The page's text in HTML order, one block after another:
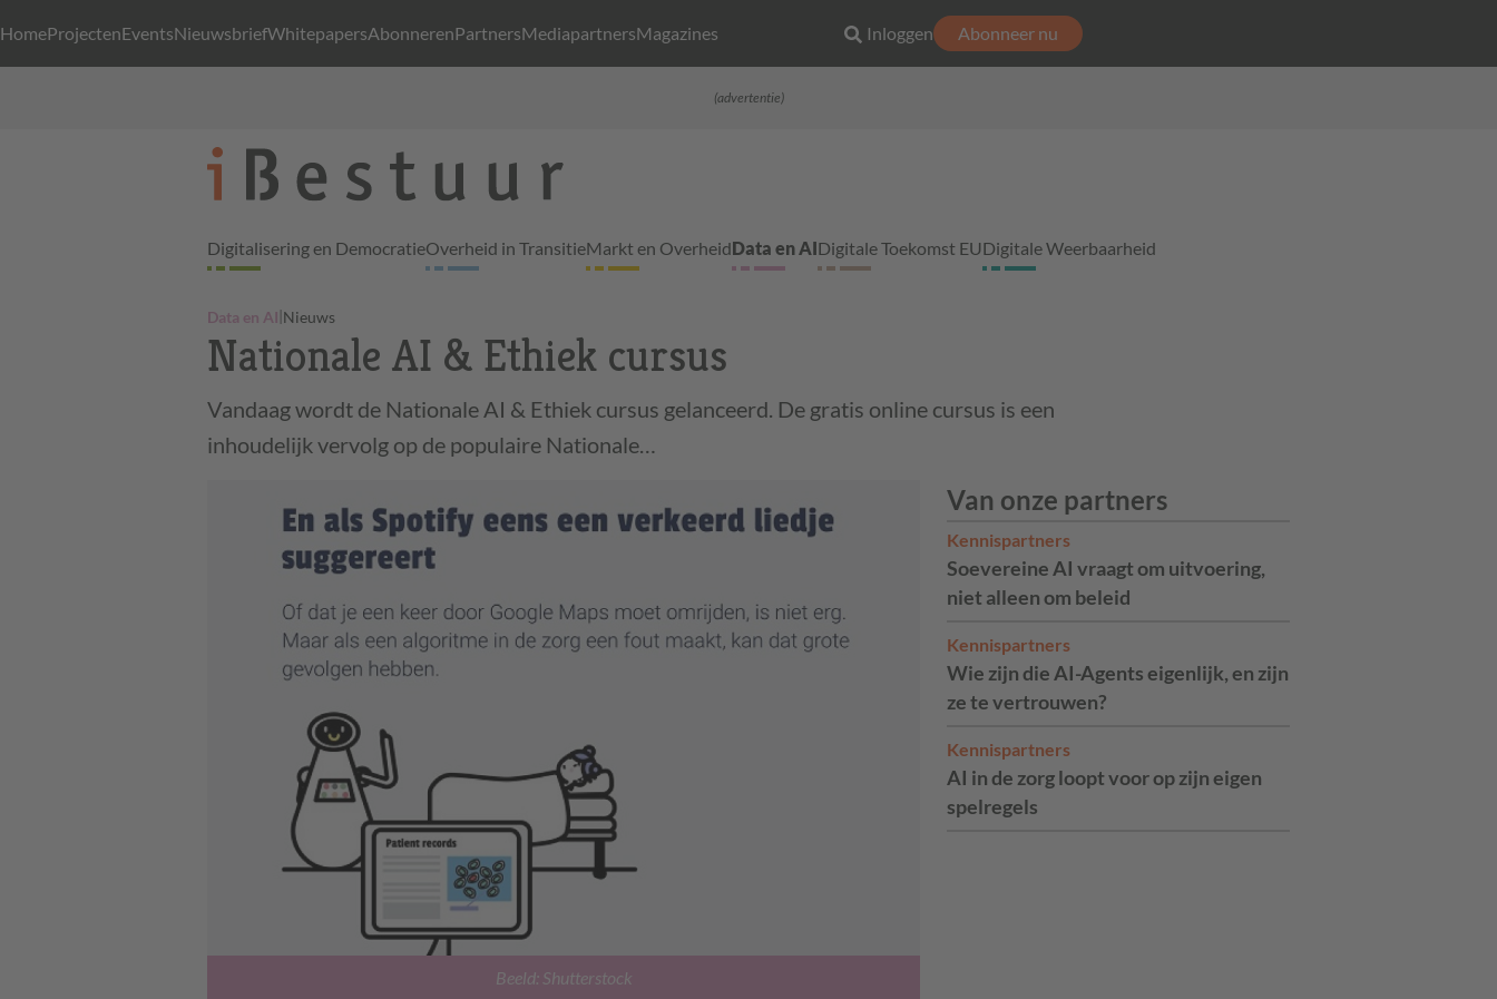
HomeProjectenEventsNieuwsbriefWhitepapersAbonnerenPartnersMediapartnersMagazines Inloggen Abonneer nu
(advertentie)
Digitalisering en DemocratieOverheid in TransitieMarkt en OverheidData en AIDigitale Toekomst EUDigitale Weerbaarheid
Data en AI|Nieuws
Nationale AI & Ethiek cursus
Vandaag wordt de Nationale AI & Ethiek cursus gelanceerd. De gratis online cursus is een
inhoudelijk vervolg op de populaire Nationale…
Beeld: Shutterstock
Van onze partners
Kennispartners
Soevereine AI vraagt om uitvoering,
niet alleen om beleid
Kennispartners
Wie zijn die AI-Agents eigenlijk, en zijn
ze te vertrouwen?
Kennispartners
AI in de zorg loopt voor op zijn eigen
spelregels